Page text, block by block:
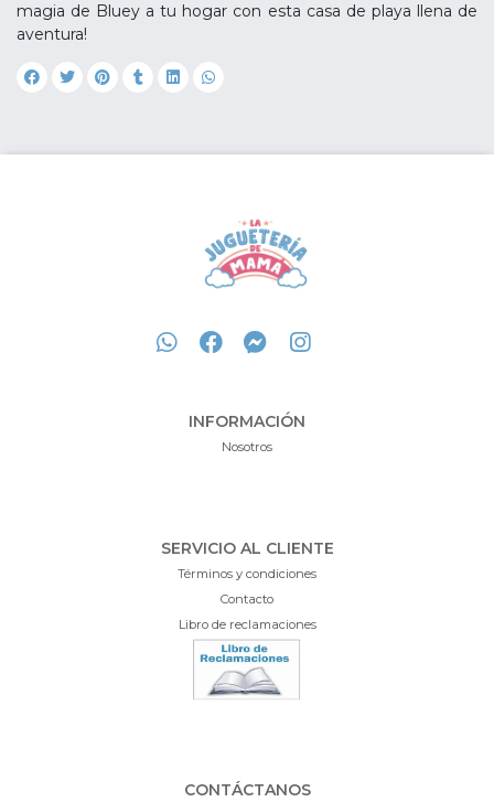
magia de Bluey a tu hogar con esta casa de playa llena de
aventura!
INFORMACIÓN
Nosotros
SERVICIO AL CLIENTE
Términos y condiciones
Contacto
Libro de reclamaciones
CONTÁCTANOS